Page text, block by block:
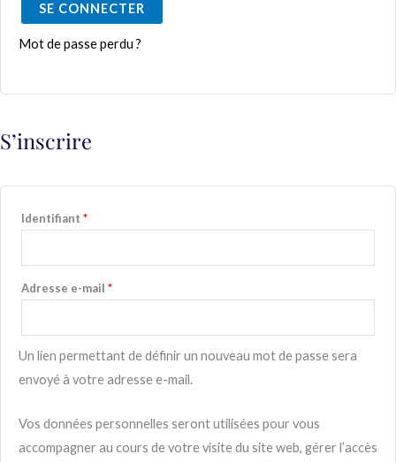
SE CONNECTER
Mot de passe perdu ?
S’inscrire
Identifiant *
Adresse e-mail *
Un lien permettant de définir un nouveau mot de passe sera
envoyé à votre adresse e-mail.
Vos données personnelles seront utilisées pour vous
accompagner au cours de votre visite du site web, gérer l’accès